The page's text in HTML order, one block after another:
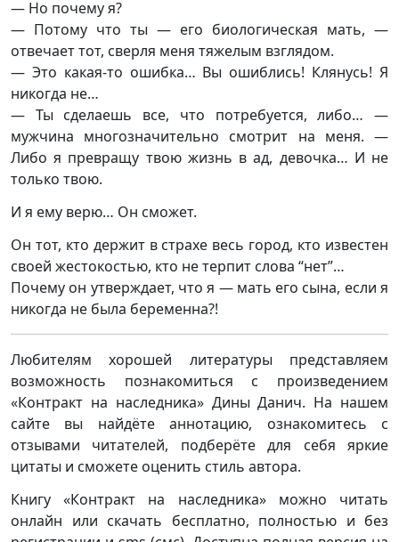
— Но почему я?
— Потому что ты — его биологическая мать, —
отвечает тот, сверля меня тяжелым взглядом.
— Это какая-то ошибка… Вы ошиблись! Клянусь! Я
никогда не…
— Ты сделаешь все, что потребуется, либо… —
мужчина многозначительно смотрит на меня. —
Либо я превращу твою жизнь в ад, девочка… И не
только твою.
И я ему верю… Он сможет.
Он тот, кто держит в страхе весь город, кто известен
своей жестокостью, кто не терпит слова “нет”…
Почему он утверждает, что я — мать его сына, если я
никогда не была беременна?!
Любителям хорошей литературы представляем
возможность познакомиться с произведением
«Контракт на наследника» Дины Данич. На нашем
сайте вы найдёте аннотацию, ознакомитесь с
отзывами читателей, подберёте для себя яркие
цитаты и сможете оценить стиль автора.
Книгу «Контракт на наследника» можно читать
онлайн или скачать бесплатно, полностью и без